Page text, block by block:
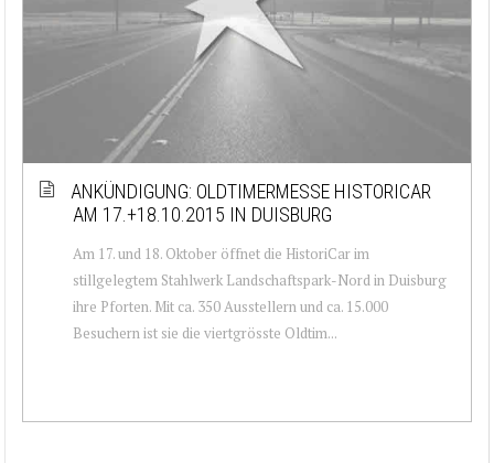
ANKÜNDIGUNG: OLDTIMERMESSE HISTORICAR
AM 17.+18.10.2015 IN DUISBURG
Am 17. und 18. Oktober öffnet die HistoriCar im
stillgelegtem Stahlwerk Landschaftspark-Nord in Duisburg
ihre Pforten. Mit ca. 350 Ausstellern und ca. 15.000
Besuchern ist sie die viertgrösste Oldtim...